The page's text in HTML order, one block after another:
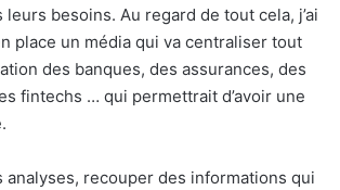
besoins. Au regard de tout cela, j’ai
place un média qui va centraliser tout
des banques, des assurances, des
fintechs … qui permettrait d’avoir une
analyses, recouper des informations qui